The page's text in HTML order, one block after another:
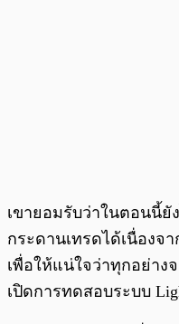
เขายอมรับว่าในตอนนี้ยั
กระดานเทรดได้เนื่องจ
เพื่อให้แน่ใจว่าทุกอย่าง
เปิดการทดสอบระบบ